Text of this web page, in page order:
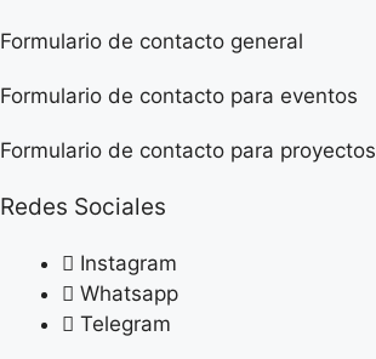
Formulario de contacto general
Formulario de contacto para eventos
Formulario de contacto para proyectos
Redes Sociales
Instagram
Whatsapp
Telegram